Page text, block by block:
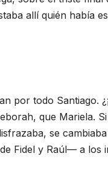
allí quién había
por todo Santiago.
que Mariela.
se
Fidel y Raúl— a los